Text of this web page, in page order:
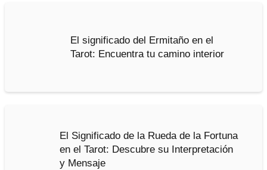
El significado del Ermitaño en el
Tarot: Encuentra tu camino interior
El Significado de la Rueda de la Fortuna
en el Tarot: Descubre su Interpretación
y Mensaje